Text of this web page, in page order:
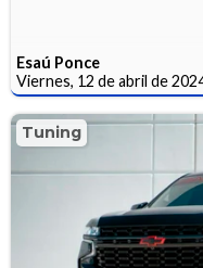
Esaú Ponce
Viernes, 12 de abril de
Tuning